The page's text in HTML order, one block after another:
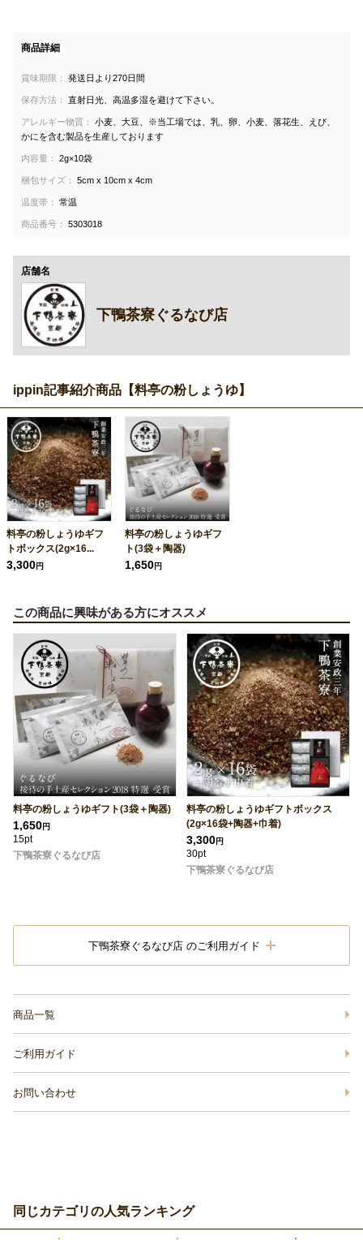
商品詳細
賞味期限： 発送日より270日間
保存方法： 直射日光、高温多湿を避けて下さい。
アレルギー物質：
小麦、大豆、※当工場では、乳、卵、小麦、落花生、えび、
かにを含む製品を生産しております
内容量： 2g×10袋
梱包サイズ： 5cm x 10cm x 4cm
温度帯： 常温
商品番号： 5303018
店舗名
下鴨茶寮ぐるなび店
ippin記事紹介商品【料亭の粉しょうゆ】
料亭の粉しょうゆギフ
トボックス(2g×16...
3,300円
料亭の粉しょうゆギフ
ト(3袋＋陶器)
1,650円
この商品に興味がある方にオススメ
料亭の粉しょうゆギフト(3袋＋陶器)
1,650円
15pt
下鴨茶寮ぐるなび店
料亭の粉しょうゆギフトボックス
(2g×16袋+陶器+巾着)
3,300円
30pt
下鴨茶寮ぐるなび店
下鴨茶寮ぐるなび店 のご利用ガイド
商品一覧
ご利用ガイド
お問い合わせ
同じカテゴリの人気ランキング